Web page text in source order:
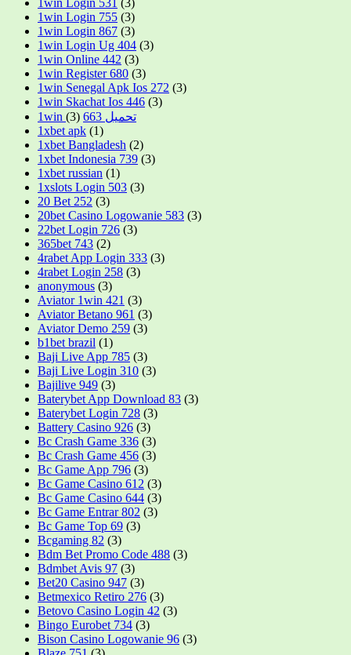
1win Login 755 (3)
1win Login 867 (3)
1win Login Ug 404 (3)
1win Online 442 (3)
1win Register 680 (3)
1win Senegal Apk Ios 272 (3)
1win Skachat Ios 446 (3)
1win تحميل 663
(3)
1xbet apk (1)
1xbet Bangladesh (2)
1xbet Indonesia 739 (3)
1xbet russian (1)
1xslots Login 503 (3)
20 Bet 252 (3)
20bet Casino Logowanie 583 (3)
22bet Login 726 (3)
365bet 743 (2)
4rabet App Login 333 (3)
4rabet Login 258 (3)
anonymous (3)
Aviator 1win 421 (3)
Aviator Betano 961 (3)
Aviator Demo 259 (3)
b1bet brazil (1)
Baji Live App 785 (3)
Baji Live Login 310 (3)
Bajilive 949 (3)
Baterybet App Download 83 (3)
Baterybet Login 728 (3)
Battery Casino 926 (3)
Bc Crash Game 336 (3)
Bc Crash Game 456 (3)
Bc Game App 796 (3)
Bc Game Casino 612 (3)
Bc Game Casino 644 (3)
Bc Game Entrar 802 (3)
Bc Game Top 69 (3)
Bcgaming 82 (3)
Bdm Bet Promo Code 488 (3)
Bdmbet Avis 97 (3)
Bet20 Casino 947 (3)
Betmexico Retiro 276 (3)
Betovo Casino Login 42 (3)
Bingo Eurobet 734 (3)
Bison Casino Logowanie 96 (3)